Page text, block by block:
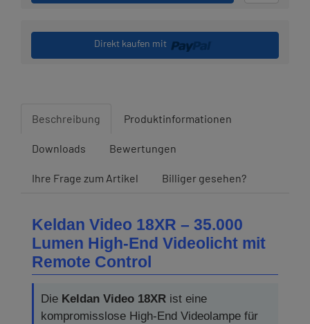
Direkt kaufen mit
Beschreibung Produktinformationen
Downloads Bewertungen
Ihre Frage zum Artikel Billiger gesehen?
Keldan Video 18XR – 35.000
Lumen High-End Videolicht mit
Remote Control
Die Keldan Video 18XR ist eine
kompromisslose High-End Videolampe für